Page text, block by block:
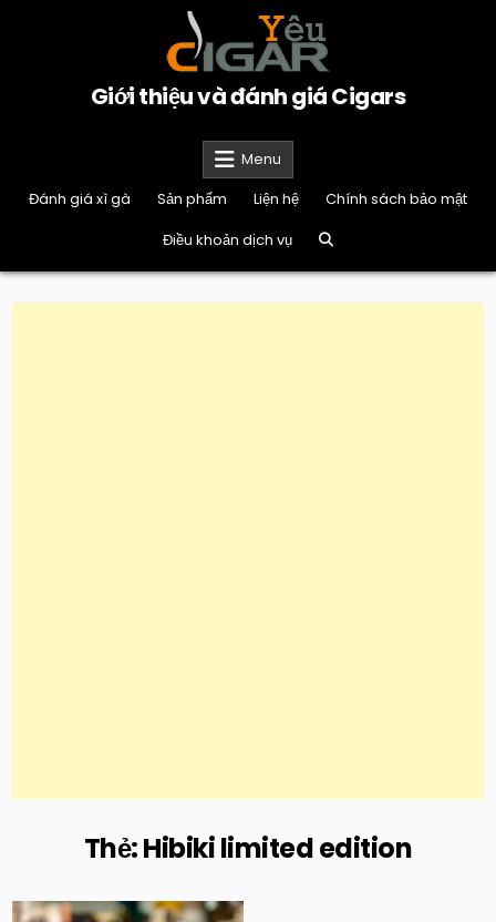
Giới thiệu và đánh giá Cigars
Menu
Đánh giá xì gà
Sản phẩm Liện hệ
Chính sách bảo mật
Điều khoản dịch vụ
Thẻ:Hibiki limited edition